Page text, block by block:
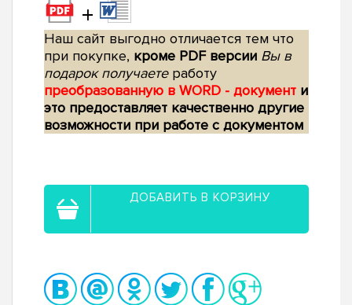
+
Наш сайт выгодно отличается тем что
при покупке, кроме PDF версии Вы в
подарок получаетеработу
преобразованную в WORD - документ и
это предоставляет качественно другие
возможности при работе с документом
ДОБАВИТЬ В КОРЗИНУ